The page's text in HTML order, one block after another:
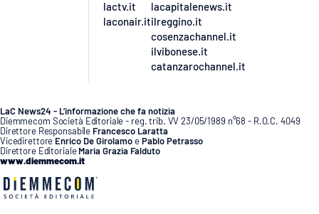
lactv.it
laconair.it
lacapitalenews.it
ilreggino.it
cosenzachannel.it
ilvibonese.it
catanzarochannel.it
LaC News24 - L’informazione che fa notizia
Diemmecom Società Editoriale - reg. trib. VV 23/05/1989 n°68 - R.O.C. 4049
Direttore Responsabile Francesco Laratta
Vicedirettore Enrico De GirolamoePablo Petrasso
Direttore Editoriale Maria Grazia Falduto
www.diemmecom.it